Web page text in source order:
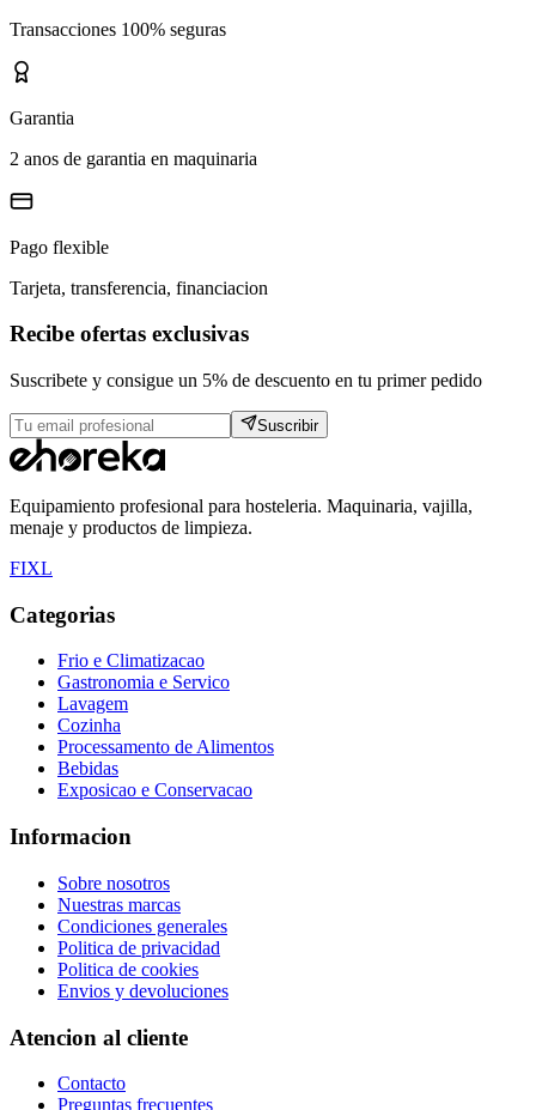
Transacciones 100% seguras
Garantia
2 anos de garantia en maquinaria
Pago flexible
Tarjeta, transferencia, financiacion
Recibe ofertas exclusivas
Suscribete y consigue un 5% de descuento en tu primer pedido
Suscribir
Equipamiento profesional para hosteleria. Maquinaria, vajilla,
menaje y productos de limpieza.
FIXL
Categorias
Frio e Climatizacao
Gastronomia e Servico
Lavagem
Cozinha
Processamento de Alimentos
Bebidas
Exposicao e Conservacao
Informacion
Sobre nosotros
Nuestras marcas
Condiciones generales
Politica de privacidad
Politica de cookies
Envios y devoluciones
Atencion al cliente
Contacto
Preguntas frecuentes